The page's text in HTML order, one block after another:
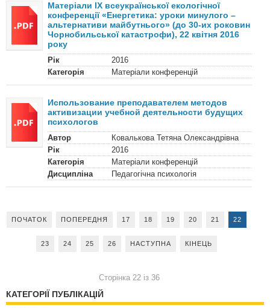
Матеріали ІХ всеукраїнської екологічної
конференції «Енергетика: уроки минулого –
альтернативи майбутнього» (до 30-их роковин
Чорнобильської катастрофи), 22 квітня 2016
року
Рік
2016
Категорія
Матеріали конференцій
Использование преподавателем методов
активизации учебной деятельности будущих
психологов
Автор
Ковалькова Тетяна Олександрівна
Рік
2016
Категорія
Матеріали конференцій
Дисципліна
Педагогічна психологія
ПОЧАТОК ПОПЕРЕДНЯ 17 18 19 20 21 22
23 24 25 26 НАСТУПНА КІНЕЦЬ
Сторінка 22 із 36
КАТЕГОРІЇ ПУБЛІКАЦІЙ